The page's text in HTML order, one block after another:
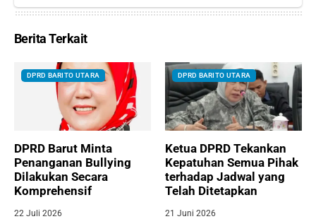
Berita Terkait
DPRD BARITO UTARA
DPRD Barut Minta
Penanganan Bullying
Dilakukan Secara
Komprehensif
22 Juli 2026
DPRD BARITO UTARA
Ketua DPRD Tekankan
Kepatuhan Semua Pihak
terhadap Jadwal yang
Telah Ditetapkan
21 Juni 2026